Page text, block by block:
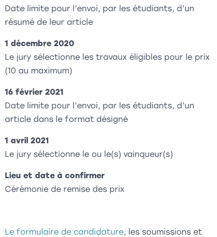
Date limite pour l’envoi, par les étudiants, d’un
résumé de leur article
1 décembre 2020
Le jury sélectionne les travaux éligibles pour le prix
(10 au maximum)
16 février 2021
Date limite pour l’envoi, par les étudiants, d’un
article dans le format désigné
1 avril 2021
Le jury sélectionne le ou le(s) vainqueur(s)
Lieu et date à confirmer
Cérémonie de remise des prix
Le formulaire de candidature, les soumissions et